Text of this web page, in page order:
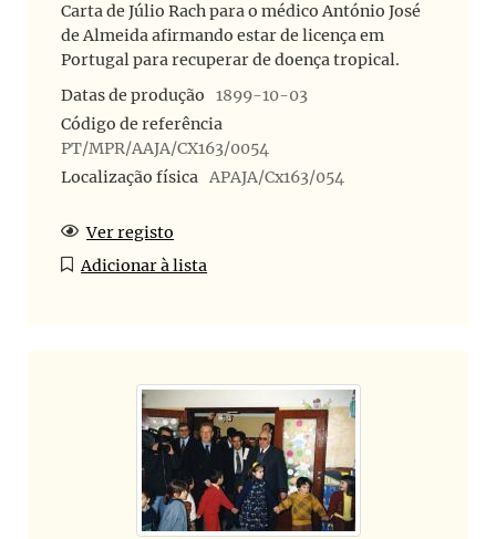
Carta de Júlio Rach para o médico António José
de Almeida afirmando estar de licença em
Portugal para recuperar de doença tropical.
Datas de produção
1899-10-03
Código de referência
PT/MPR/AAJA/CX163/0054
Localização física APAJA/Cx163/054
Ver registo
Adicionar à lista